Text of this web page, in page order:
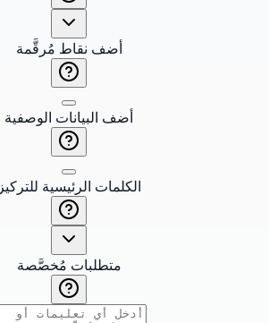
أضف نقاط مُرقَّمة
أضف البيانات الوصفية
الكلمات الرئيسية للتركيز
متطلبات مُخصَّصة